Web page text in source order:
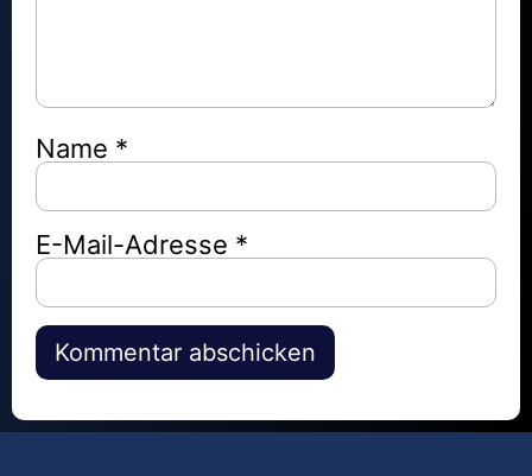
Name *
E-Mail-Adresse *
Alternative: